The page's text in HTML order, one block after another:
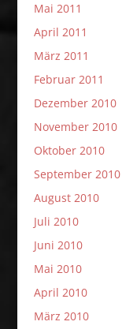
Mai 2011
April 2011
März 2011
Februar 2011
Dezember 2010
November 2010
Oktober 2010
September 2010
August 2010
Juli 2010
Juni 2010
Mai 2010
April 2010
März 2010